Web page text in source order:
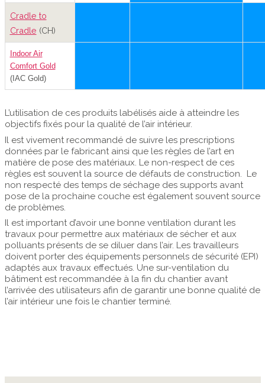
Cradle to
Cradle (CH)
Indoor Air
Comfort Gold
(IAC Gold)
L’utilisation de ces produits labélisés aide à atteindre les
objectifs fixés pour la qualité de l’air intérieur.
Il est vivement recommandé de suivre les prescriptions
données par le fabricant ainsi que les règles de l’art en
matière de pose des matériaux. Le non-respect de ces
règles est souvent la source de défauts de construction. Le
non respecté des temps de séchage des supports avant
pose de la prochaine couche est également souvent source
de problèmes.
Il est important d’avoir une bonne ventilation durant les
travaux pour permettre aux matériaux de sécher et aux
polluants présents de se diluer dans l’air. Les travailleurs
doivent porter des équipements personnels de sécurité (EPI)
adaptés aux travaux effectués. Une sur-ventilation du
bâtiment est recommandée à la fin du chantier avant
l’arrivée des utilisateurs afin de garantir une bonne qualité de
l’air intérieur une fois le chantier terminé.